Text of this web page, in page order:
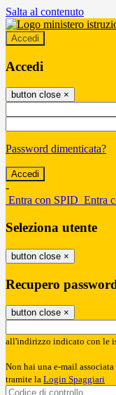
Salta al contenuto
Accedi
Accedi
button close ×
Password dimenticata?
-
Entra con SPID Entra
Seleziona utente
button close ×
Recupero
button close ×
all'indirizzo indicato con le
Non hai una e-mail
tramite la Login Spaggiari